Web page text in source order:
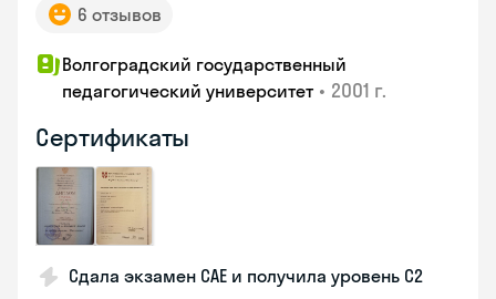
6 отзывов
Волгоградский государственный
педагогический университет • 2001 г.
Сертификаты
Сдала экзамен CAE и получила уровень С2